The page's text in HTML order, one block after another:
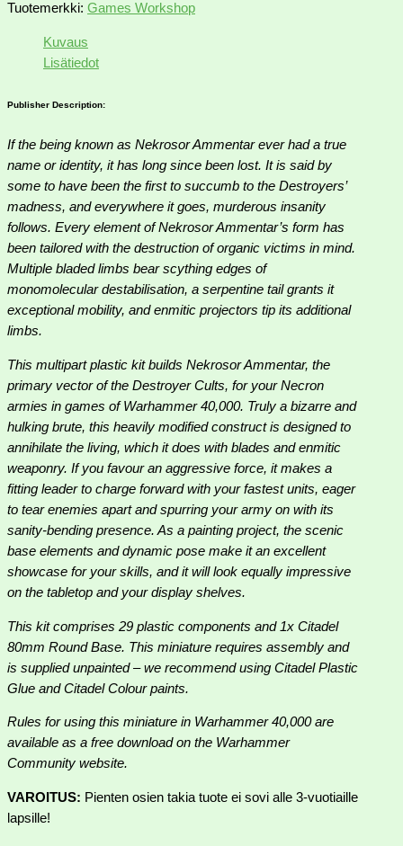
Tuotemerkki: Games Workshop
Kuvaus
Lisätiedot
Publisher Description:
If the being known as Nekrosor Ammentar ever had a true
name or identity, it has long since been lost. It is said by
some to have been the first to succumb to the Destroyers’
madness, and everywhere it goes, murderous insanity
follows. Every element of Nekrosor Ammentar’s form has
been tailored with the destruction of organic victims in mind.
Multiple bladed limbs bear scything edges of
monomolecular destabilisation, a serpentine tail grants it
exceptional mobility, and enmitic projectors tip its additional
limbs.
This multipart plastic kit builds Nekrosor Ammentar, the
primary vector of the Destroyer Cults, for your Necron
armies in games of Warhammer 40,000. Truly a bizarre and
hulking brute, this heavily modified construct is designed to
annihilate the living, which it does with blades and enmitic
weaponry. If you favour an aggressive force, it makes a
fitting leader to charge forward with your fastest units, eager
to tear enemies apart and spurring your army on with its
sanity-bending presence. As a painting project, the scenic
base elements and dynamic pose make it an excellent
showcase for your skills, and it will look equally impressive
on the tabletop and your display shelves.
This kit comprises 29 plastic components and 1x Citadel
80mm Round Base. This miniature requires assembly and
is supplied unpainted – we recommend using Citadel Plastic
Glue and Citadel Colour paints.
Rules for using this miniature in Warhammer 40,000 are
available as a free download on the Warhammer
Community website.
VAROITUS: Pienten osien takia tuote ei sovi alle 3-vuotiaille
lapsille!